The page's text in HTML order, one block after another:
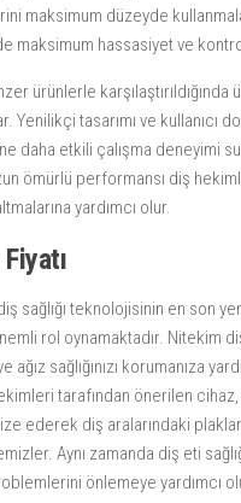
maksimum düzeyde
maksimum hassasiyet ve
ürünlerle karşılaştırıldığında
Yenilikçi tasarımı ve kullanıcı
daha etkili çalışma deneyimi
ömürlü performansı diş
yardımcı olur.
sağlığı teknolojisinin en son
rol oynamaktadır. Nitekim
sağlığınızı korumanıza
tarafından önerilen
ederek diş aralarındaki
Aynı zamanda diş eti
önlemeye yardımcı